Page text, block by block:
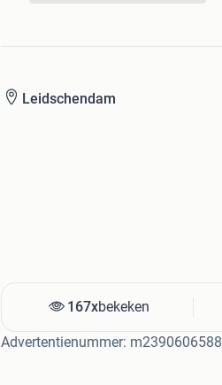
Leidschendam
167xbekeken
Advertentienummer: m2390606588